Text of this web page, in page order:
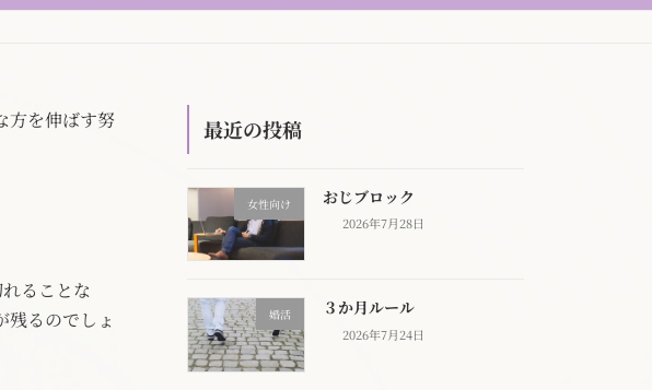
方を伸ばす努
ることな
残るのでしょ
最近の投稿
女性向け おじブロック
2026年7月28日
婚活 ３か月ルール
2026年7月24日